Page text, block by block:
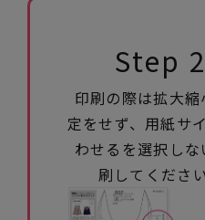
Step 2
印刷の際は拡大縮
定をせず、用紙サ
わせるを選択しな
刷してください